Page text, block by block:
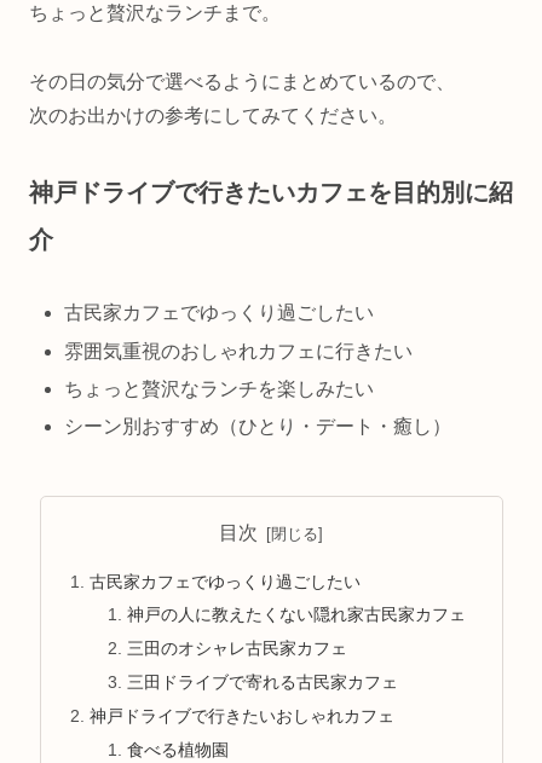
ちょっと贅沢なランチまで。
その日の気分で選べるようにまとめているので、
次のお出かけの参考にしてみてください。
神戸ドライブで行きたいカフェを目的別に紹
介
古民家カフェでゆっくり過ごしたい
雰囲気重視のおしゃれカフェに行きたい
ちょっと贅沢なランチを楽しみたい
シーン別おすすめ（ひとり・デート・癒し）
目次
古民家カフェでゆっくり過ごしたい
神戸の人に教えたくない隠れ家古民家カフェ
三田のオシャレ古民家カフェ
三田ドライブで寄れる古民家カフェ
神戸ドライブで行きたいおしゃれカフェ
食べる植物園